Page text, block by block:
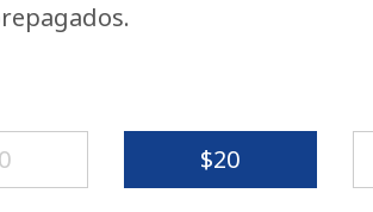
⁦$20⁩